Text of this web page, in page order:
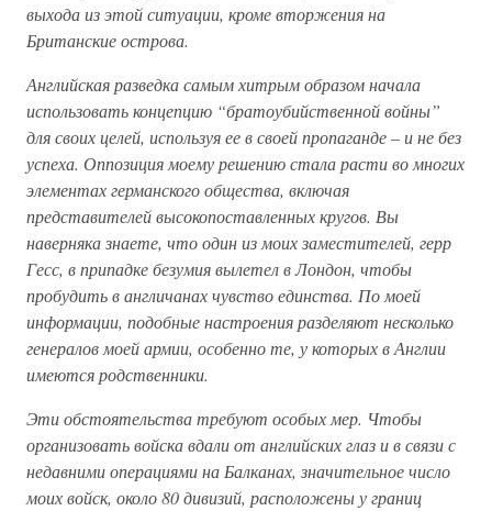
выхода из этой ситуации, кроме вторжения на
Британские острова.
Английская разведка самым хитрым образом начала
использовать концепцию “братоубийственной войны”
для своих целей, используя ее в своей пропаганде – и не без
успеха. Оппозиция моему решению стала расти во многих
элементах германского общества, включая
представителей высокопоставленных кругов. Вы
наверняка знаете, что один из моих заместителей, герр
Гесс, в припадке безумия вылетел в Лондон, чтобы
пробудить в англичанах чувство единства. По моей
информации, подобные настроения разделяют несколько
генералов моей армии, особенно те, у которых в Англии
имеются родственники.
Эти обстоятельства требуют особых мер. Чтобы
организовать войска вдали от английских глаз и в связи с
недавними операциями на Балканах, значительное число
моих войск, около 80 дивизий, расположены у границ